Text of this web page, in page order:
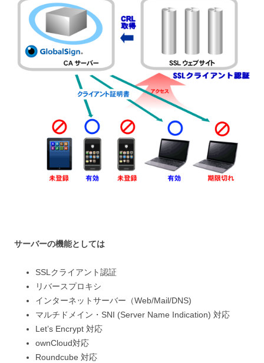
サーバーの機能としては
SSLクライアント認証
リバースプロキシ
インターネットサーバー（Web/Mail/DNS)
マルチドメイン・SNI (Server Name Indication) 対応
Let’s Encrypt 対応
ownCloud対応
Roundcube 対応